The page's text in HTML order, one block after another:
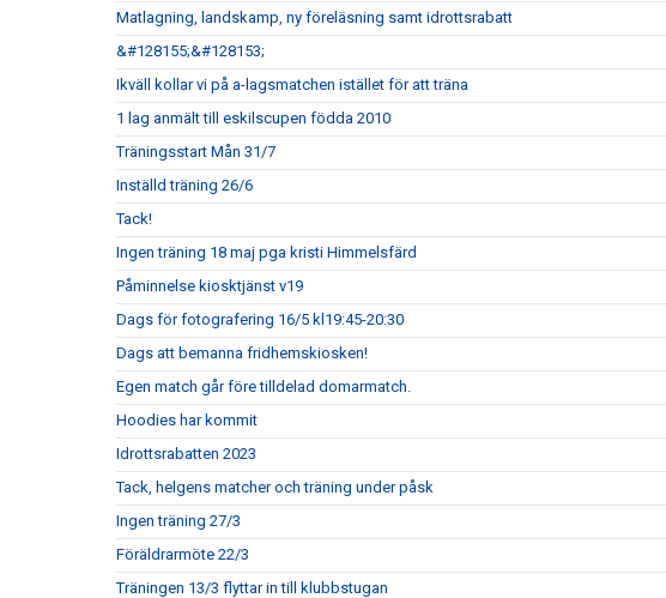
Matlagning, landskamp, ny föreläsning samt idrottsrabatt
&#128155;&#128153;
Ikväll kollar vi på a-lagsmatchen istället för att träna
1 lag anmält till eskilscupen födda 2010
Träningsstart Mån 31/7
Inställd träning 26/6
Tack!
Ingen träning 18 maj pga kristi Himmelsfärd
Påminnelse kiosktjänst v19
Dags för fotografering 16/5 kl19:45-20:30
Dags att bemanna fridhemskiosken!
Egen match går före tilldelad domarmatch.
Hoodies har kommit
Idrottsrabatten 2023
Tack, helgens matcher och träning under påsk
Ingen träning 27/3
Föräldrarmöte 22/3
Träningen 13/3 flyttar in till klubbstugan